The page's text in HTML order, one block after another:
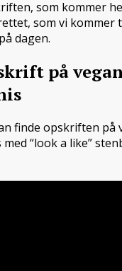
som kommer
som vi kommer
dagen.
på
finde opskriften på
med “look a like”